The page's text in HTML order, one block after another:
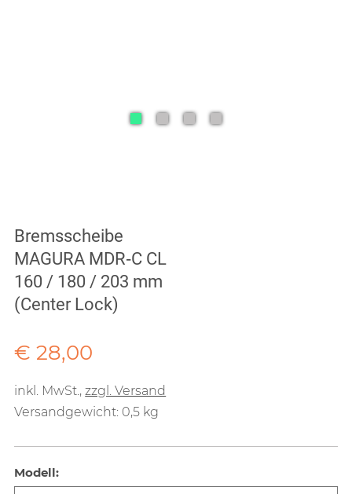
Bremsscheibe
MAGURA MDR‑C CL
160 / 180 / 203 mm
(Center Lock)
Verkaufspreis: € 28,00
€ 28,00
inkl. MwSt.,zzgl. Versand
Versandgewicht: 0,5 kg
Modell: